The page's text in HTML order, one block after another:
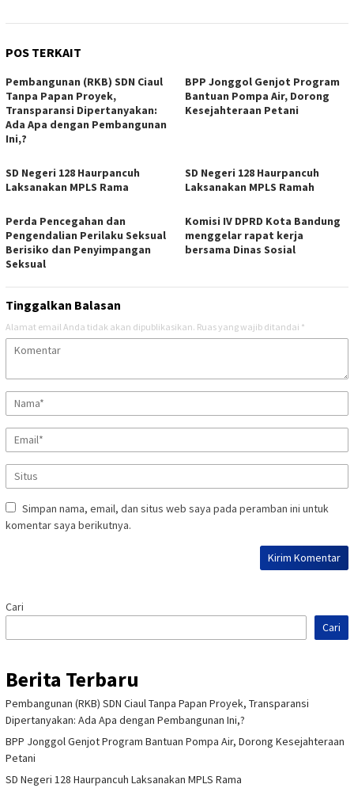
POS TERKAIT
Pembangunan (RKB) SDN Ciaul
Tanpa Papan Proyek,
Transparansi Dipertanyakan:
Ada Apa dengan Pembangunan
Ini,?
BPP Jonggol Genjot Program
Bantuan Pompa Air, Dorong
Kesejahteraan Petani
SD Negeri 128 Haurpancuh
Laksanakan MPLS Rama
SD Negeri 128 Haurpancuh
Laksanakan MPLS Ramah
Perda Pencegahan dan
Pengendalian Perilaku Seksual
Berisiko dan Penyimpangan
Seksual
Komisi IV DPRD Kota Bandung
menggelar rapat kerja
bersama Dinas Sosial
Tinggalkan Balasan
Alamat email Anda tidak akan dipublikasikan. Ruas yang wajib ditandai *
Simpan nama, email, dan situs web saya pada peramban ini untuk
komentar saya berikutnya.
Cari
Cari
Berita Terbaru
Pembangunan (RKB) SDN Ciaul Tanpa Papan Proyek, Transparansi
Dipertanyakan: Ada Apa dengan Pembangunan Ini,?
BPP Jonggol Genjot Program Bantuan Pompa Air, Dorong Kesejahteraan
Petani
SD Negeri 128 Haurpancuh Laksanakan MPLS Rama